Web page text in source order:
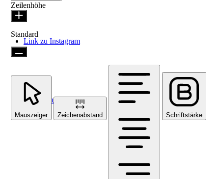
Link zu Instagram
Link zu Facebook
Zeilenhöhe
Standard
Mauszeiger Zeichenabstand Schriftstärke